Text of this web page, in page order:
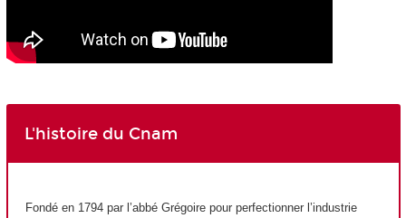
L'histoire du Cnam
Fondé en 1794 par l’abbé Grégoire pour perfectionner l’industrie